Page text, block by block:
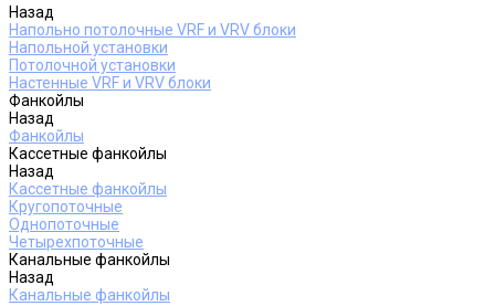
Назад
Напольно потолочные VRF и VRV блоки
Напольной установки
Потолочной установки
Настенные VRF и VRV блоки
Фанкойлы
Назад
Фанкойлы
Кассетные фанкойлы
Назад
Кассетные фанкойлы
Кругопоточные
Однопоточные
Четырехпоточные
Канальные фанкойлы
Назад
Канальные фанкойлы